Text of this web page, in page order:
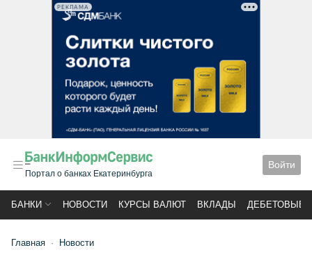
РЕКЛАМА
Портал о банках Екатеринбурга
Войти
БАНКИ НОВОСТИ КУРСЫ ВАЛЮТ ВКЛАДЫ ДЕБЕТОВЫЕ
Главная Новости